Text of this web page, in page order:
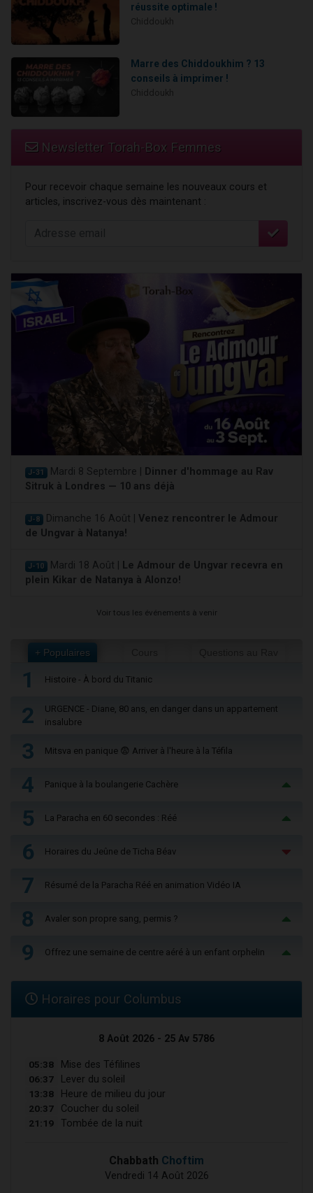
réussite optimale !
Marre des Chiddoukhim ? 13
conseils à imprimer !
Newsletter Torah-Box Femmes
Pour recevoir chaque semaine les nouveaux cours et
articles, inscrivez-vous dès maintenant :
J-31 Mardi 8 Septembre |
Dinner d'hommage au Rav
Sitruk à Londres — 10 ans déjà
J-8 Dimanche 16 Août | Venez rencontrer le Admour
de Ungvar à Natanya!
J-10 Mardi 18 Août |
Le Admour de Ungvar recevra en
plein Kikar de Natanya à Alonzo!
Voir tous les événements à venir
+ Populaires
1 Histoire - À bord du Titanic
2
URGENCE - Diane, 80 ans, en danger dans un appartement
insalubre
3 Mitsva en panique 😨 Arriver à l'heure à la Téfila
4 Panique à la boulangerie Cachère
5 La Paracha en 60 secondes : Réé
6 Horaires du Jeûne de Ticha Béav
7 Résumé de la Paracha Réé en animation Vidéo IA
8 Avaler son propre sang, permis ?
9 Offrez une semaine de centre aéré à un enfant orphelin
Horaires pour Columbus
8 Août 2026 - 25 Av 5786
05:38 Mise des Téfilines
06:37 Lever du soleil
13:38 Heure de milieu du jour
20:37 Coucher du soleil
21:19 Tombée de la nuit
Chabbath Choftim
Vendredi 14 Août 2026